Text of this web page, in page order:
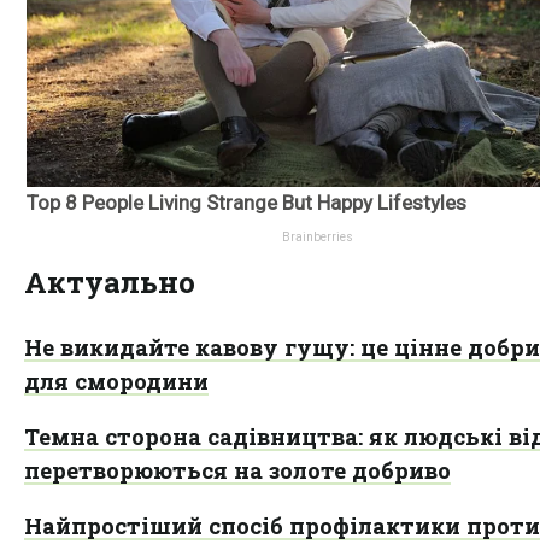
Актуально
Не викидайте кавову гущу: це цінне
для смородини
Темна сторона садівництва: як людські
перетворюються на золоте добриво
Найпростіший спосіб профілактики проти